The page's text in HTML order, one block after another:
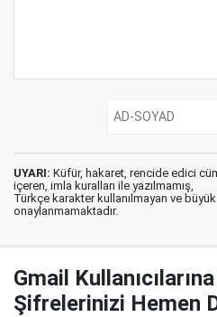
UYARI: Küfür, hakaret, rencide edici
içeren, imla kuralları ile yazılmamış,
Türkçe karakter kullanılmayan ve
onaylanmamaktadır.
Gmail
Şifrelerinizi Hemen